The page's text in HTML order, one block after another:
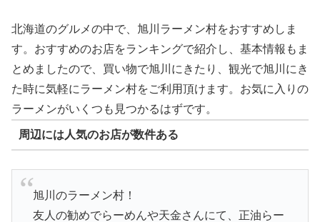
北海道のグルメの中で、旭川ラーメン村をおすすめしま
す。おすすめのお店をランキングで紹介し、基本情報もま
とめましたので、買い物で旭川にきたり、観光で旭川にき
た時に気軽にラーメン村をご利用頂けます。お気に入りの
ラーメンがいくつも見つかるはずです。
周辺には人気のお店が数件ある
旭川のラーメン村！
友人の勧めでらーめんや天金さんにて、正油らー